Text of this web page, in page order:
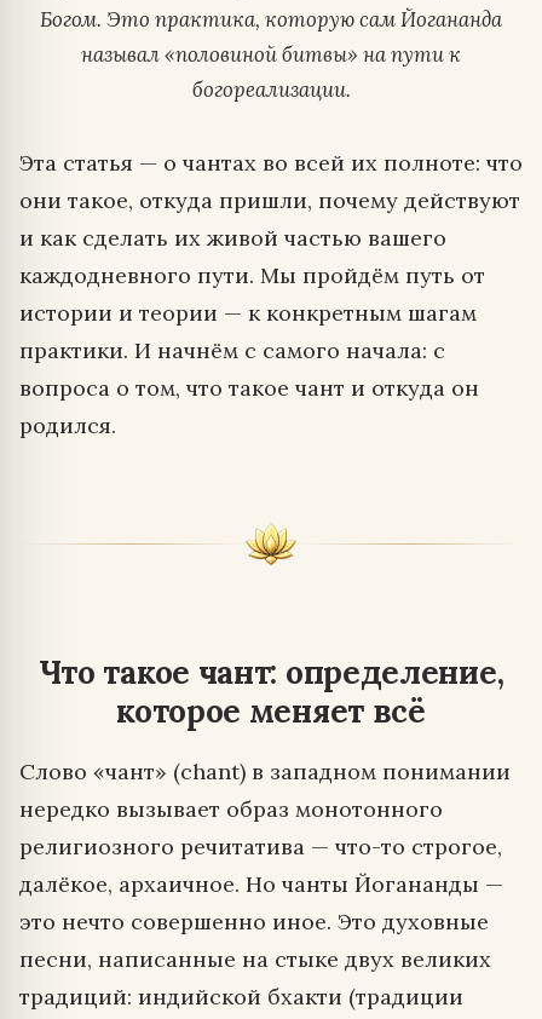
Богом. Это практика, которую сам Йогананда
называл «половиной битвы» на пути к
богореализации.
Эта статья — о чантах во всей их полноте: что
они такое, откуда пришли, почему действуют
и как сделать их живой частью вашего
каждодневного пути. Мы пройдём путь от
истории и теории — к конкретным шагам
практики. И начнём с самого начала: с
вопроса о том, что такое чант и откуда он
родился.
Что такое чант: определение,
которое меняет всё
Слово «чант» (chant) в западном понимании
нередко вызывает образ монотонного
религиозного речитатива — что-то строгое,
далёкое, архаичное. Но чанты Йогананды —
это нечто совершенно иное. Это духовные
песни, написанные на стыке двух великих
традиций: индийской бхакти (традиции